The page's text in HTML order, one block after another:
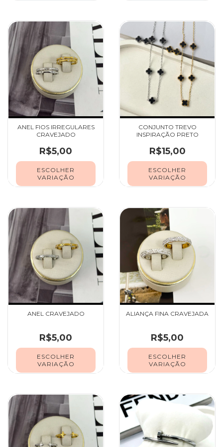
ANEL FIOS IRREGULARES
CRAVEJADO
R$5,00
ESCOLHER
VARIAÇÃO
CONJUNTO TREVO
INSPIRAÇÃO PRETO
R$15,00
ESCOLHER
VARIAÇÃO
ANEL CRAVEJADO
R$5,00
ESCOLHER
VARIAÇÃO
ALIANÇA FINA CRAVEJADA
R$5,00
ESCOLHER
VARIAÇÃO